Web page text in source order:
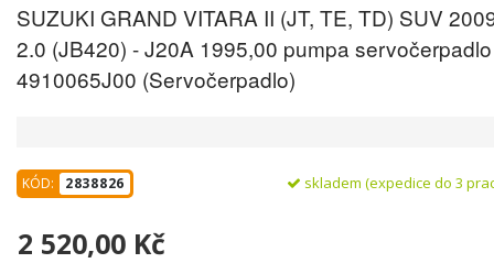
SUZUKI GRAND VITARA II (JT, TE, TD) SUV
2.0 (JB420) - J20A 1995,00 pumpa servočerpadlo
4910065J00 (Servočerpadlo)
KÓD: 2838826 skladem (expedice do 3
2 520,00 Kč